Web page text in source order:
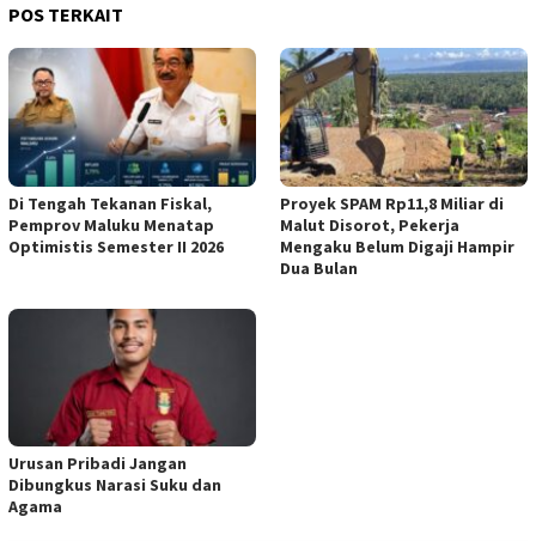
POS TERKAIT
Di Tengah Tekanan Fiskal,
Pemprov Maluku Menatap
Optimistis Semester II 2026
Proyek SPAM Rp11,8 Miliar di
Malut Disorot, Pekerja
Mengaku Belum Digaji Hampir
Dua Bulan
Urusan Pribadi Jangan
Dibungkus Narasi Suku dan
Agama